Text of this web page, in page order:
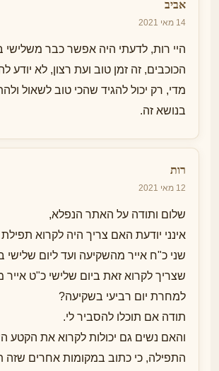
אביב
14 מאי 2021
היי רות, לדעתי היה אפשר כבר
הכוכבים, זה זמן טוב ועת רצון, לא יודע
מדי, רק יכול להגיד שהכי טוב לשאול
בנושא זה.
רות
12 מאי 2021
שלום ותודה על האתר הנפלא,
אינני יודעת האם צריך היה לקרוא
שני כ"ח אייר מהשקיעה ועד ליום שלישי
שצריך לקרוא זאת ביום שלישי כ"ט
למחרת יום רביעי בשקיעה?
תודה אם תוכלו להסביר לי.
והאם נשים גם יכולות לקרוא את הקטע
התפילה, כי כתוב במקומות אחרים שזה